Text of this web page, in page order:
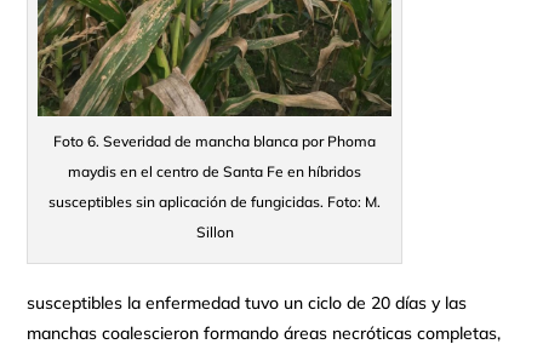
Foto 6. Severidad de mancha blanca por Phoma
maydis en el centro de Santa Fe en híbridos
susceptibles sin aplicación de fungicidas. Foto: M.
Sillon
susceptibles la enfermedad tuvo un ciclo de 20 días y las
manchas coalescieron formando áreas necróticas completas,